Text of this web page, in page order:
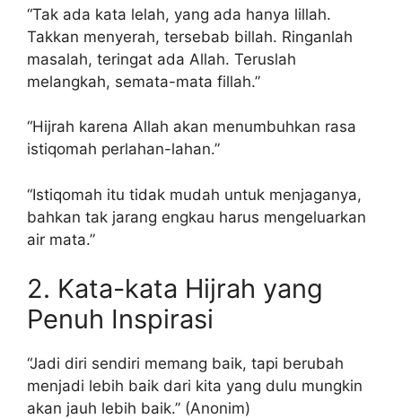
“Tak ada kata lelah, yang ada hanya lillah.
Takkan menyerah, tersebab billah. Ringanlah
masalah, teringat ada Allah. Teruslah
melangkah, semata-mata fillah.”
“Hijrah karena Allah akan menumbuhkan rasa
istiqomah perlahan-lahan.”
“Istiqomah itu tidak mudah untuk menjaganya,
bahkan tak jarang engkau harus mengeluarkan
air mata.”
2. Kata-kata Hijrah yang
Penuh Inspirasi
“Jadi diri sendiri memang baik, tapi berubah
menjadi lebih baik dari kita yang dulu mungkin
akan jauh lebih baik.” (Anonim)